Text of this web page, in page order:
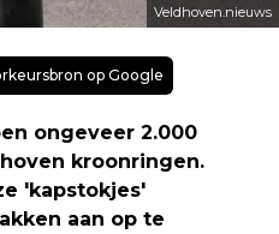
Veldhoven.nieuws
op Google
ongeveer 2.000
kroonringen.
'kapstokjes'
aan op te